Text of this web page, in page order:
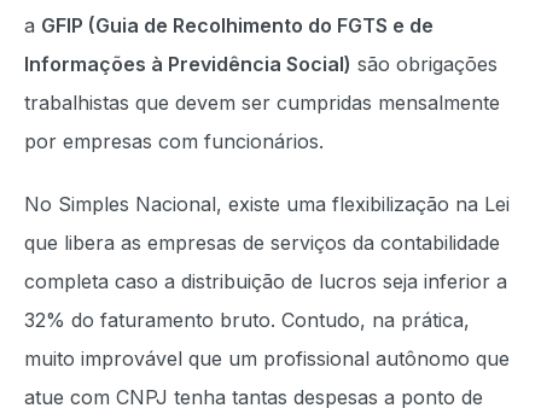
a GFIP (Guia de Recolhimento do FGTS e de
Informações à Previdência Social) são obrigações
trabalhistas que devem ser cumpridas mensalmente
por empresas com funcionários.
No Simples Nacional, existe uma flexibilização na Lei
que libera as empresas de serviços da contabilidade
completa caso a distribuição de lucros seja inferior a
32% do faturamento bruto. Contudo, na prática,
muito improvável que um profissional autônomo que
atue com CNPJ tenha tantas despesas a ponto de